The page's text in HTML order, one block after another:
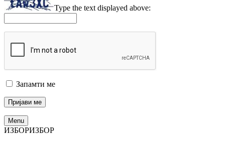
Type the text displayed above:
Запамти ме
Menu
ИЗБОРИЗБОР